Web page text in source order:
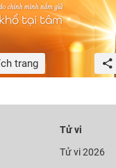
trang
Tử vi
Tử vi 2026